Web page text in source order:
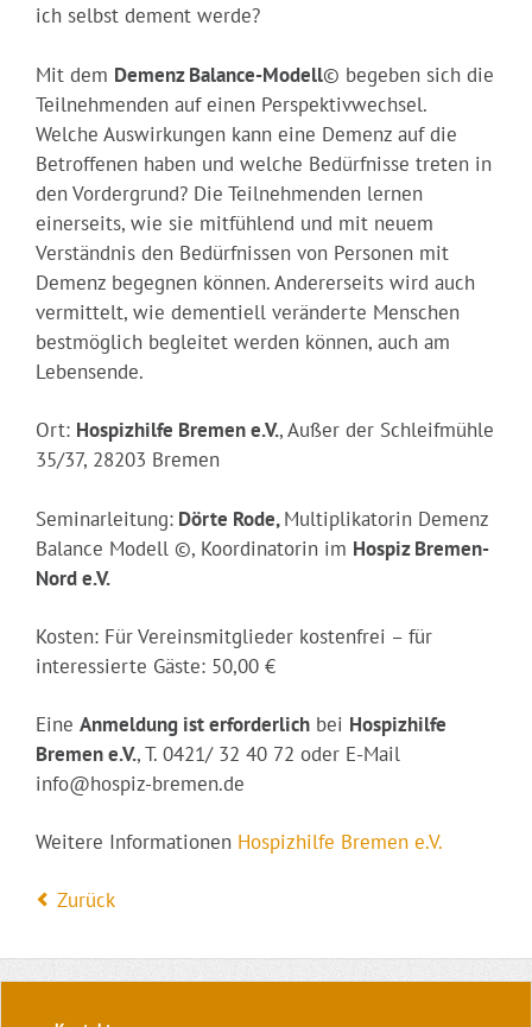
ich selbst dement werde?
Mit dem Demenz Balance-Modell© begeben sich die
Teilnehmenden auf einen Perspektivwechsel.
Welche Auswirkungen kann eine Demenz auf die
Betroffenen haben und welche Bedürfnisse treten in
den Vordergrund? Die Teilnehmenden lernen
einerseits, wie sie mitfühlend und mit neuem
Verständnis den Bedürfnissen von Personen mit
Demenz begegnen können. Andererseits wird auch
vermittelt, wie dementiell veränderte Menschen
bestmöglich begleitet werden können, auch am
Lebensende.
Ort: Hospizhilfe Bremen e.V., Außer der Schleifmühle
35/37, 28203 Bremen
Seminarleitung:Dörte Rode,Multiplikatorin Demenz
Balance Modell ©, Koordinatorin im Hospiz Bremen-
Nord e.V.
Kosten: Für Vereinsmitglieder kostenfrei – für
interessierte Gäste: 50,00 €
Eine Anmeldung ist erforderlichbei Hospizhilfe
Bremen e.V., T. 0421/ 32 40 72 oder E-Mail
info@hospiz-bremen.de
Weitere Informationen Hospizhilfe Bremen e.V.
Zurück